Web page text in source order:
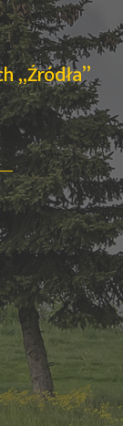
„Źródła”